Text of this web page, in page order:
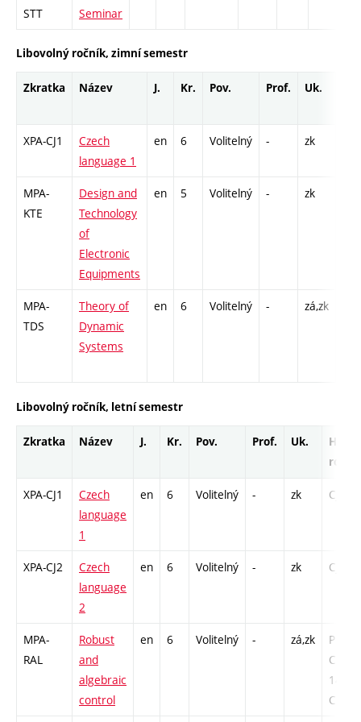
STT
Seminar
Libovolný ročník, zimní semestr
Zkratka Název J. Kr. Pov. Prof. Uk.
XPA-CJ1
Czech
language 1
en 6 Volitelný - zk
MPA-
KTE
Design and
Technology
of
Electronic
Equipments
en 5 Volitelný - zk
MPA-
TDS
Theory of
Dynamic
Systems
en 6 Volitelný - zá,zk
Libovolný ročník, letní semestr
Zkratka Název J. Kr. Pov. Prof. Uk.
Hod.
XPA-CJ1
Czech
language
1
en 6 Volitelný - zk Cj - 52
XPA-CJ2
Czech
language
2
en 6 Volitelný - zk Cj - 52
MPA-
RAL
Robust
and
algebraic
control
en 6 Volitelný - zá,zk
P -
COZ -
14 /
Cp -